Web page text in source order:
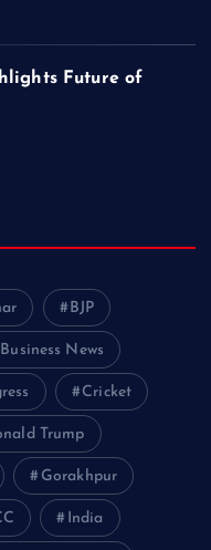
Future of
BJP
Business News
Cricket
Trump
Gorakhpur
India